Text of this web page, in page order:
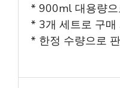
* 900ml 대용량으
* 3개 세트로 구매
* 한정 수량으로